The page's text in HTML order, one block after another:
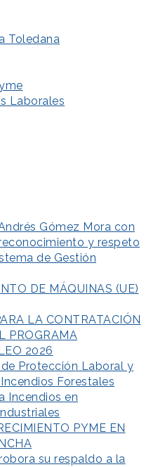
Toledana
Laborales
Gómez Mora con
y respeto
de Gestión
DE MÁQUINAS (UE)
LA CONTRATACIÓN
PROGRAMA
2026
Protección Laboral y
Forestales
Incendios en
PYME EN
su respaldo a la